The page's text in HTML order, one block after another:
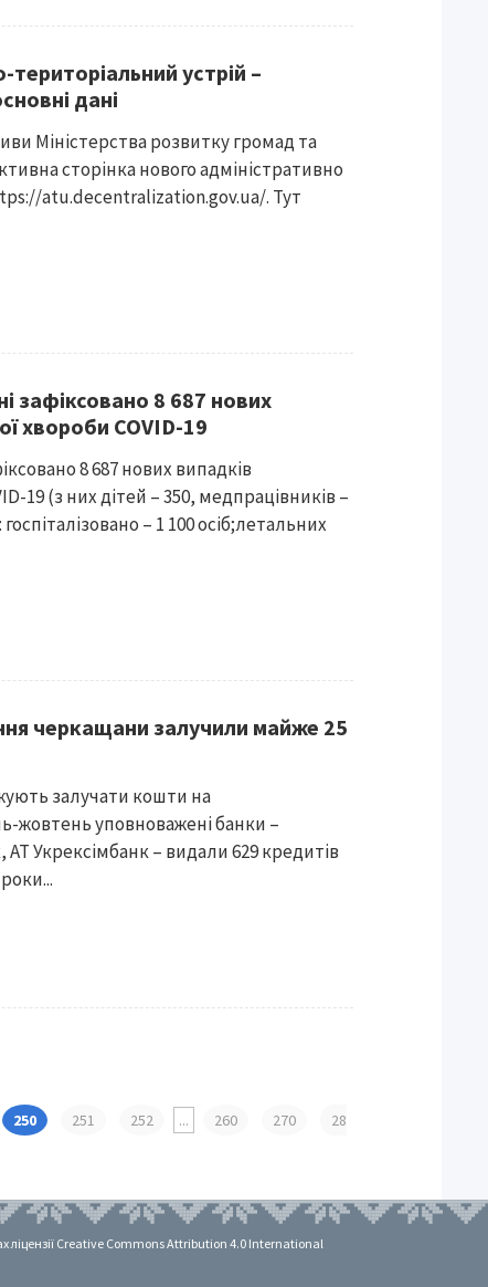
устрій –
дані
Міністерства розвитку громад та
сторінка нового адміністративно
atu.decentralization.gov.ua/. Тут
зафіксовано 8 687 нових
хвороби COVID-19
8 687 нових випадків
19 (з них дітей – 350, медпрацівників –
– 1 100 осіб;летальних
черкащани залучили майже 25
залучати кошти на
жовтень уповноважені банки –
Укрексімбанк – видали 629 кредитів
250 251 252 ... 260 270
28
ліцензії Creative Commons Attribution 4.0 International